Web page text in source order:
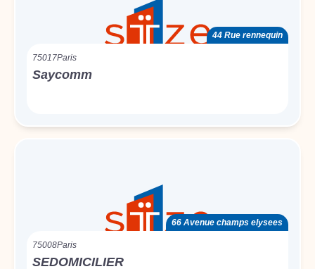
44 Rue rennequin
75017Paris
Saycomm
66 Avenue champs elysees
75008Paris
SEDOMICILIER